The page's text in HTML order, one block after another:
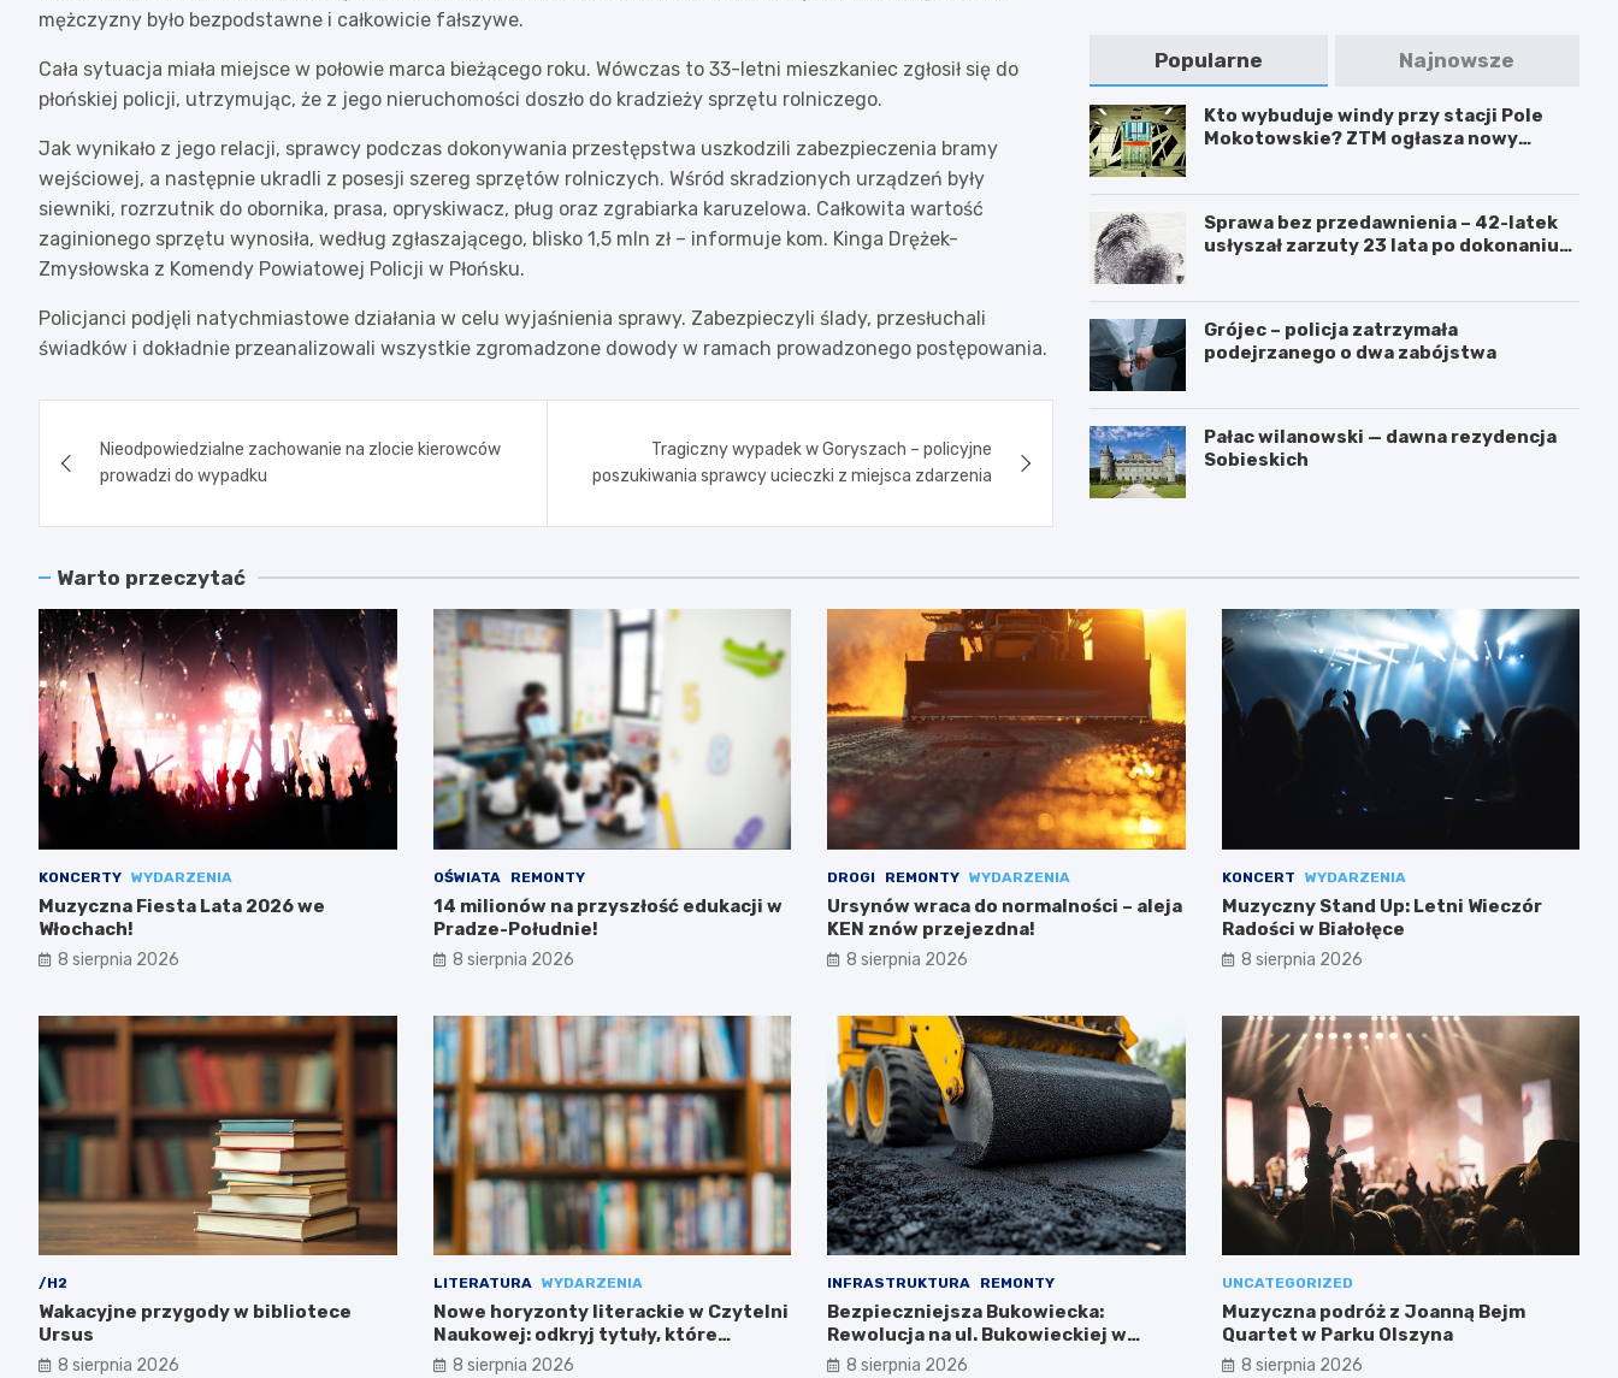
mężczyzny było bezpodstawne i całkowicie fałszywe.
Cała sytuacja miała miejsce w połowie marca bieżącego roku. Wówczas to 33-letni mieszkaniec zgłosił się do
płońskiej policji, utrzymując, że z jego nieruchomości doszło do kradzieży sprzętu rolniczego.
Jak wynikało z jego relacji, sprawcy podczas dokonywania przestępstwa uszkodzili zabezpieczenia bramy
wejściowej, a następnie ukradli z posesji szereg sprzętów rolniczych. Wśród skradzionych urządzeń były
siewniki, rozrzutnik do obornika, prasa, opryskiwacz, pług oraz zgrabiarka karuzelowa. Całkowita wartość
zaginionego sprzętu wynosiła, według zgłaszającego, blisko 1,5 mln zł – informuje kom. Kinga Drężek-
Zmysłowska z Komendy Powiatowej Policji w Płońsku.
Policjanci podjęli natychmiastowe działania w celu wyjaśnienia sprawy. Zabezpieczyli ślady, przesłuchali
świadków i dokładnie przeanalizowali wszystkie zgromadzone dowody w ramach prowadzonego postępowania.
wpisu
Nieodpowiedzialne zachowanie na zlocie kierowców
prowadzi do wypadku
Tragiczny wypadek w Goryszach – policyjne
poszukiwania sprawcy ucieczki z miejsca zdarzenia
Popularne Najnowsze
Kto wybuduje windy przy stacji Pole
Mokotowskie? ZTM ogłasza nowy
Sprawa bez przedawnienia – 42-latek
usłyszał zarzuty 23 lata po dokonaniu
Grójec – policja zatrzymała
podejrzanego o dwa zabójstwa
Pałac wilanowski — dawna rezydencja
Sobieskich
Warto przeczytać
KONCERTY WYDARZENIA
Muzyczna Fiesta Lata 2026 we
Włochach!
8 sierpnia 2026
OŚWIATA REMONTY
14 milionów na przyszłość edukacji w
Pradze-Południe!
8 sierpnia 2026
DROGI REMONTY WYDARZENIA
Ursynów wraca do normalności – aleja
KEN znów przejezdna!
8 sierpnia 2026
KONCERT WYDARZENIA
Muzyczny Stand Up: Letni Wieczór
Radości w Białołęce
8 sierpnia 2026
/H2
Wakacyjne przygody w bibliotece
Ursus
8 sierpnia 2026
LITERATURA WYDARZENIA
Nowe horyzonty literackie w Czytelni
Naukowej: odkryj tytuły, które
zachwycą!
8 sierpnia 2026
INFRASTRUKTURA REMONTY
Bezpieczniejsza Bukowiecka:
Rewolucja na ul. Bukowieckiej w
Targówku
8 sierpnia 2026
UNCATEGORIZED
Muzyczna podróż z Joanną Bejm
Quartet w Parku Olszyna
8 sierpnia 2026